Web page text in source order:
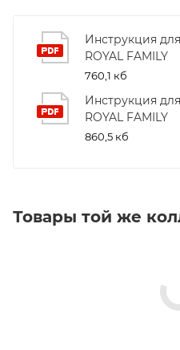
Инструкция
ROYAL FAMILY
760,1 кб
Инструкция
ROYAL FAMILY
860,5 кб
Товары той же